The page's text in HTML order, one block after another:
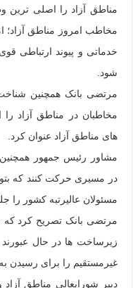
مناطق آزاد را اصلی ترین
مخاطب امروز مناطق آزاد؛
خدماتی و پیوند ارتباطی
شود.
مرتضی بانک همچنین
مخاطبان در مناطق آزاد
های مناطق آزاد عنوان کرد.
مشاور رئیس جمهور همچنین
در مسیری حرکت کنند که
مسئولان عالیرتبه کشور را
مرتضی بانک تصریح کرد که
زیرساخت ها در حال
غیرمستقیم را برای رسیدن
دبیر شورایعالی مناطق